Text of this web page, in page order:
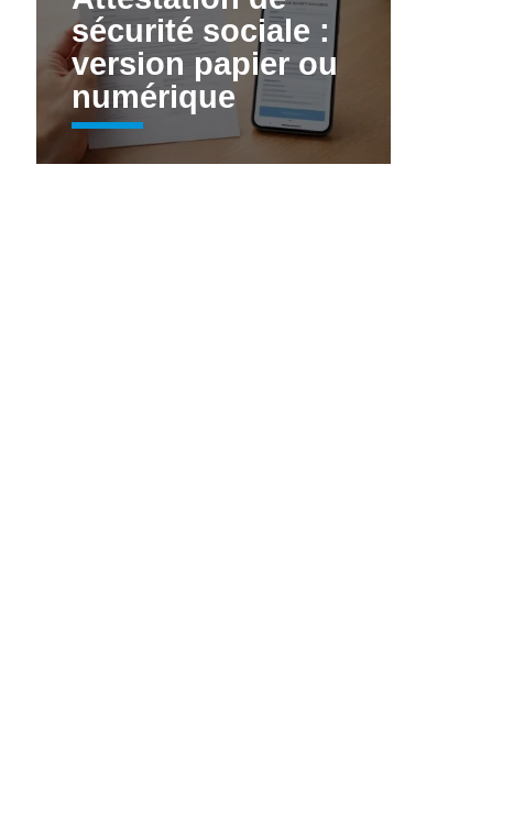
sécurité sociale :
version papier ou
numérique